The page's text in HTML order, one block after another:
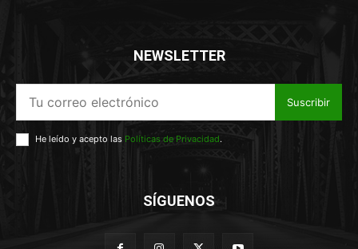
NEWSLETTER
Suscribir
He leído y acepto las Políticas de Privacidad.
SÍGUENOS